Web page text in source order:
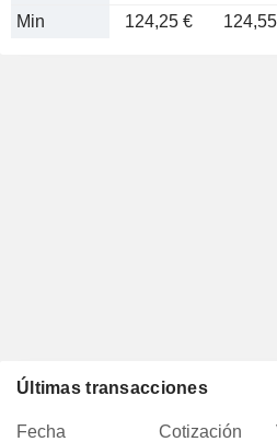
Min
124,25 €
Últimas transacciones
Fecha Cotización